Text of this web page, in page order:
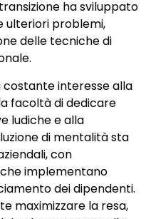
ha sviluppato
ulteriori problemi,
delle tecniche di
costante interesse alla
facoltà di dedicare
ludiche e alla
di mentalità sta
con
implementano
dei dipendenti.
maximizzare la resa,